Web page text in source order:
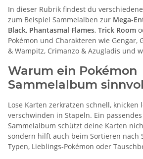
In dieser Rubrik findest du
zum Beispiel Sammelalben zur Mega-
Black, Phantasmal Flames, Trick Room
Pokémon und Charakteren wie Gengar,
& Wampitz, Crimanzo & Azugladis und
Warum ein Pokémon
Sammelalbum
Lose Karten zerkratzen schnell, knicken
verschwinden in Stapeln. Ein passendes
Sammelalbum schützt deine Karten
sondern hilft auch beim Sortieren nach
Typen, Lieblings-Pokémon oder